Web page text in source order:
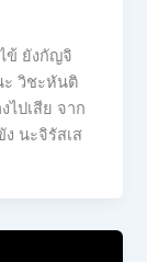
ข้ ยังกัญจิ
วิชะหันติ
ปเสีย จาก
นะจิรัสเส